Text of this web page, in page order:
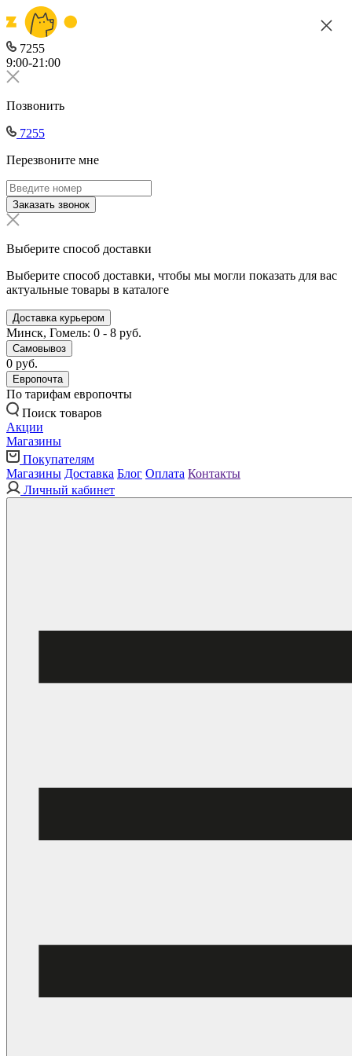
7255
9:00-21:00
Позвонить
7255
Перезвоните мне
Заказать звонок
Выберите способ доставки
Выберите способ доставки, чтобы мы могли показать для вас
актуальные товары в каталоге
Доставка курьером
Минск, Гомель: 0 - 8 руб.
Самовывоз
0 руб.
Европочта
По тарифам европочты
Поиск товаров
Акции
Магазины
Покупателям
Магазины Доставка Блог Оплата Контакты
Личный кабинет